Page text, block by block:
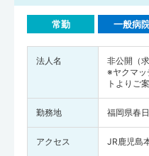
常勤 一般病
法人名
非公開（
※ヤクマッ
トよりご
勤務地 福岡県春
アクセス JR鹿児島